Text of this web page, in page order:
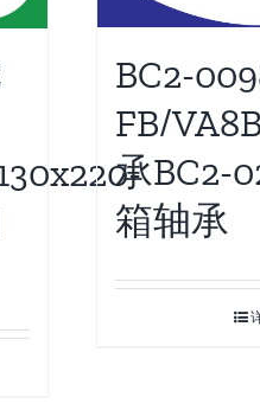
BC2-
FB/
承BC2-
箱轴承